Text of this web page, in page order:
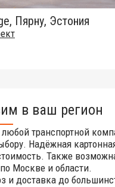
Пярну, Эстония
в ваш регион
транспортной
Надёжная
Также
Москве и области.
и доставка до